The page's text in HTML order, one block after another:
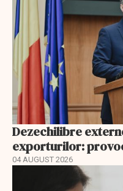
Dezechilibre
exporturilor:
04 AUGUST 2026